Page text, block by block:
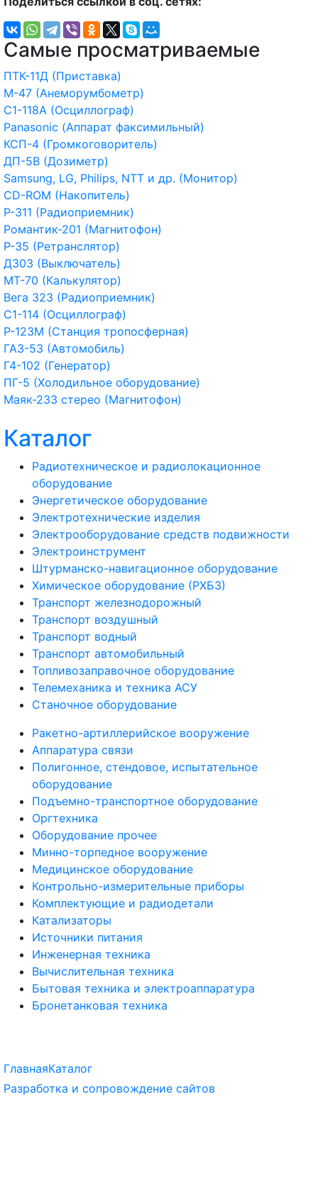
Самые просматриваемые
ПТК-11Д (Приставка)
М-47 (Анеморумбометр)
С1-118А (Осциллограф)
Panasonic (Аппарат факсимильный)
КСП-4 (Громкоговоритель)
ДП-5В (Дозиметр)
Samsung, LG, Philips, NTT и др. (Монитор)
CD-ROM (Накопитель)
Р-311 (Радиоприемник)
Романтик-201 (Магнитофон)
Р-35 (Ретранслятор)
Д303 (Выключатель)
МТ-70 (Калькулятор)
Вега 323 (Радиоприемник)
С1-114 (Осциллограф)
Р-123М (Станция тропосферная)
ГАЗ-53 (Автомобиль)
Г4-102 (Генератор)
ПГ-5 (Холодильное оборудование)
Маяк-233 стерео (Магнитофон)
Каталог
Радиотехническое и радиолокационное
оборудование
Энергетическое оборудование
Электротехнические изделия
Электрооборудование средств подвижности
Электроинструмент
Штурманско-навигационное оборудование
Химическое оборудование (РХБЗ)
Транспорт железнодорожный
Транспорт воздушный
Транспорт водный
Транспорт автомобильный
Топливозаправочное оборудование
Телемеханика и техника АСУ
Станочное оборудование
Ракетно-артиллерийское вооружение
Аппаратура связи
Полигонное, стендовое, испытательное
оборудование
Подъемно-транспортное оборудование
Оргтехника
Оборудование прочее
Минно-торпедное вооружение
Медицинское оборудование
Контрольно-измерительные приборы
Комплектующие и радиодетали
Катализаторы
Источники питания
Инженерная техника
Вычислительная техника
Бытовая техника и электроаппаратура
Бронетанковая техника
ГлавнаяКаталог
Разработка и сопровождение сайтов